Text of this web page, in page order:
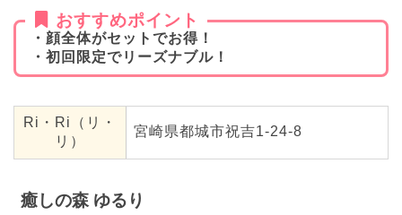
おすすめポイント
・顔全体がセットでお得！
・初回限定でリーズナブル！
Ri・Ri（リ・
リ）
宮崎県都城市祝吉1-24-8
癒しの森 ゆるり